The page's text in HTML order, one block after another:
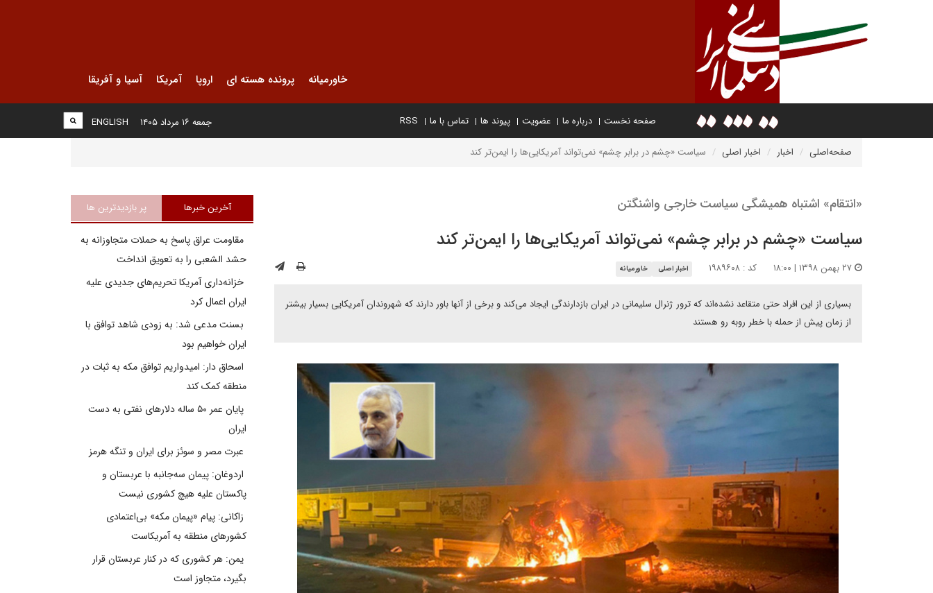
خاورمیانه پرونده هسته ای اروپا آمریکا آسیا و آفریقا
صفحه نخست درباره ما عضویت پیوند ها تماس با ما RSS
ENGLISH جمعه ۱۶ مرداد ۱۴۰۵
صفحه‌اصلی اخبار اخبار اصلی سیاست «چشم در برابر چشم» نمی‌تواند آمریکایی‌ها را ایمن‌تر کند
«انتقام» اشتباه همیشگی سیاست خارجی واشنگتن
سیاست «چشم در برابر چشم» نمی‌تواند آمریکایی‌ها را ایمن‌تر کند
کد : ۱۹۸۹۶۰۸ اخبار اصلی خاورمیانه
بسیاری از این افراد حتی متقاعد نشده‌اند که ترور ژنرال سلیمانی در ایران بازدارندگی ایجاد می‌کند و برخی از آنها باور دارند که شهروندان آمریکایی بسیار بیشتر
از زمان پیش از حمله با خطر روبه رو هستند
آخرین خبرها پر بازدیدترین ها
مقاومت عراق پاسخ به حملات متجاوزانه به
حشد الشعبی را به تعویق انداخت
خزانه‌داری آمریکا تحریم‌های جدیدی علیه
ایران اعمال کرد
بسنت مدعی شد: به زودی شاهد توافق با
ایران خواهیم بود
اسحاق دار: امیدواریم توافق مکه به ثبات در
منطقه کمک کند
پایان عمر ۵۰ ساله دلارهای نفتی به دست
ایران
عبرت مصر و سوئز برای ایران و تنگه هرمز
اردوغان: پیمان سه‌جانبه با عربستان و
پاکستان علیه هیچ کشوری نیست
زاکانی: پیام «پیمان مکه» بی‌اعتمادی
کشورهای منطقه به آمریکاست
یمن: هر کشوری که در کنار عربستان قرار
بگیرد، متجاوز است